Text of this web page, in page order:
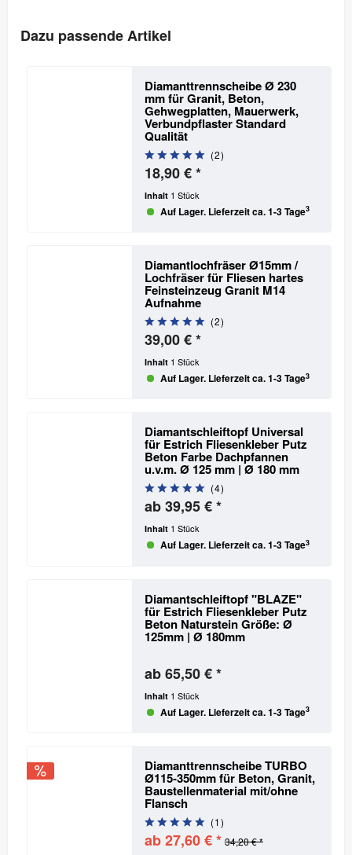
Dazu passende Artikel
Diamanttrennscheibe Ø 230
mm für Granit, Beton,
Gehwegplatten, Mauerwerk,
VerbundpflasterStandard
Qualität
(2)
18,90 € *
Inhalt 1 Stück
Auf Lager. Lieferzeit ca. 1-3 Tage3
Diamantlochfräser Ø15mm /
Lochfräser für Fliesen hartes
Feinsteinzeug Granit M14
Aufnahme
(2)
39,00 € *
Inhalt 1 Stück
Auf Lager. Lieferzeit ca. 1-3 Tage3
Diamantschleiftopf Universal
für Estrich Fliesenkleber Putz
Beton Farbe Dachpfannen
u.v.m.Ø 125 mm | Ø 180 mm
(4)
ab 39,95 € *
Inhalt 1 Stück
Auf Lager. Lieferzeit ca. 1-3 Tage3
Diamantschleiftopf "BLAZE"
für Estrich Fliesenkleber Putz
Beton NatursteinGröße: Ø
125mm | Ø 180mm
ab 65,50 € *
Inhalt 1 Stück
Auf Lager. Lieferzeit ca. 1-3 Tage3
Diamanttrennscheibe TURBO
Ø115-350mm für Beton, Granit,
Baustellenmaterial mit/ohne
Flansch
(1)
ab 27,60 € * 34,20 € *